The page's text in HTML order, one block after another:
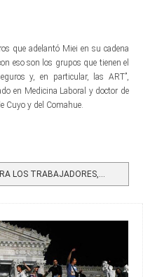
que adelantó Miei en su cadena
eso son los grupos que tienen el
y, en particular, las ART”,
en Medicina Laboral y doctor de
Cuyo y del Comahue.
LOS TRABAJADORES,...